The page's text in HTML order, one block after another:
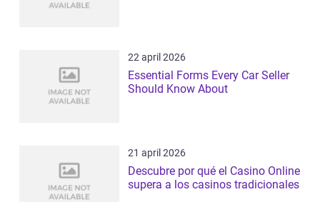
22 april 2026
Essential Forms Every Car Seller
Should Know About
21 april 2026
Descubre por qué el Casino Online
supera a los casinos tradicionales